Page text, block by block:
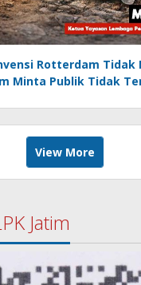
Rotterdam Tidak
Minta Publik Tidak
View More
Jatim